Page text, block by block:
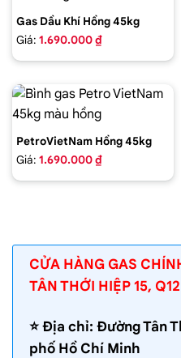
Gas Dầu Khí Hồng 45kg
Giá: 1.690.000 ₫
PetroVietNam Hồng 45kg
Giá: 1.690.000 ₫
CỬA HÀNG GAS
TÂN THỚI HIỆP 15, Q12
⭐️ Địa chỉ: Đường Tân
phố Hồ Chí Minh